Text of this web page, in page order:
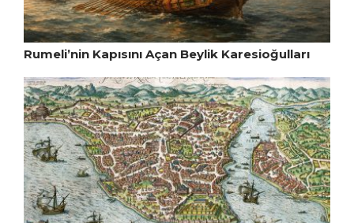
Rumeli’nin Kapısını Açan Beylik Karesioğulları